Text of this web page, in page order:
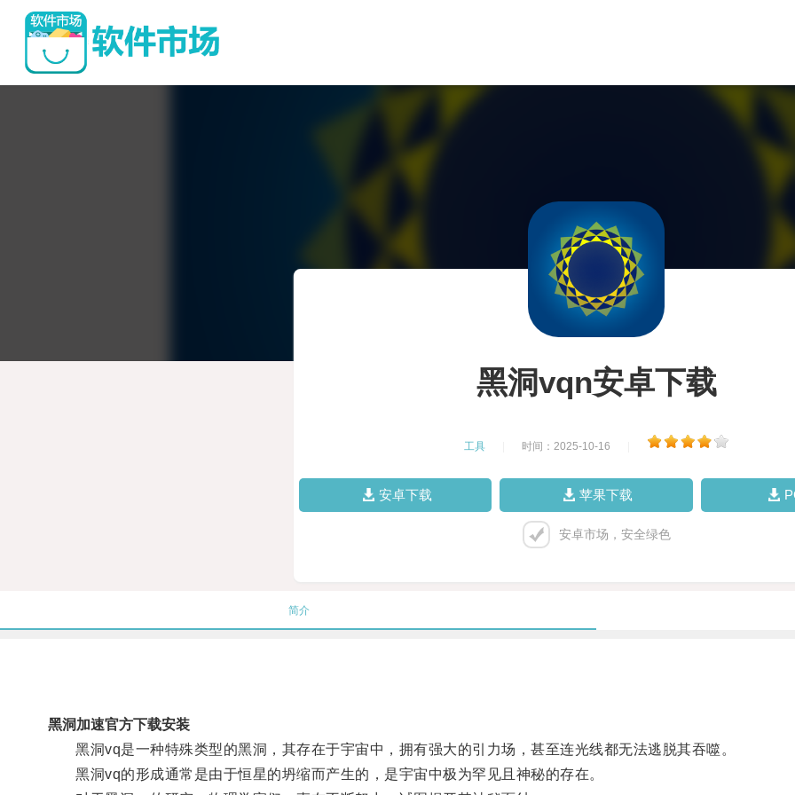
黑洞vqn安卓下载
工具 时间：2025-10-16
安卓下载 苹果下载
安卓市场，安全绿色
简介
黑洞加速官方下载安装
黑洞vq是一种特殊类型的黑洞，其存在于宇宙中，拥有强大的引力场，甚至连光线都无法逃脱其吞噬。
黑洞vq的形成通常是由于恒星的坍缩而产生的，是宇宙中极为罕见且神秘的存在。